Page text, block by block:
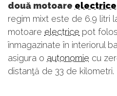
două motoare electrice
regim mixt este de 6.9 litri
motoare electrice pot
înmagazinate în interiorul
asigura o autonomie cu
distanţă de 33 de kilometri.